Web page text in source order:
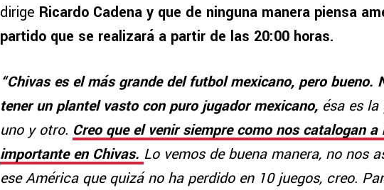
dirige Ricardo Cadena y que de ninguna manera piensa
partido que se realizará a partir de las 20:00 horas.
“Chivas es el más grande del futbol mexicano, pero bueno.
tener un plantel vasto con puro jugador mexicano, ésa es
uno y otro. Creo que el venir siempre como nos catalogan
importante en Chivas. Lo vemos de buena manera, no nos
ese América que quizá no ha perdido en 10 juegos, creo.